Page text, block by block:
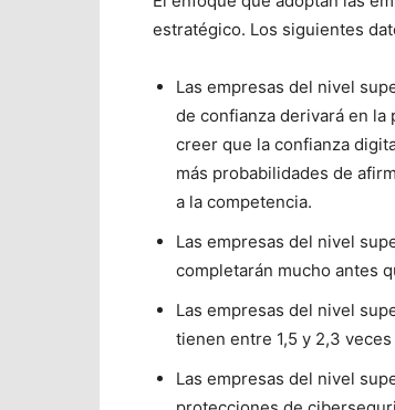
estratégico. Los siguientes
Las empresas del nivel
de confianza derivará en la
creer que la confianza
más probabilidades de
a la competencia.
Las empresas del nivel
completarán mucho antes
Las empresas del nivel
tienen entre 1,5 y 2,3
Las empresas del nivel